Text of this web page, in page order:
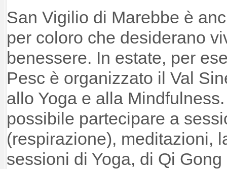
San Vigilio di Marebbe è
per coloro che desiderano
benessere. In estate, per
Pesc è organizzato il Val
allo Yoga e alla
possibile partecipare a
(respirazione), meditazioni,
sessioni di Yoga, di Qi